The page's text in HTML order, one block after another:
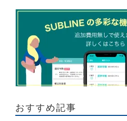
おすすめ記事